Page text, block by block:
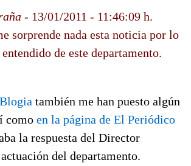
- 13/01/2011 - 11:46:09 h.
sorprende nada esta noticia por lo
de este departamento.
también me han puesto algún
como en la página de El Periódico
la respuesta del Director
del departamento.